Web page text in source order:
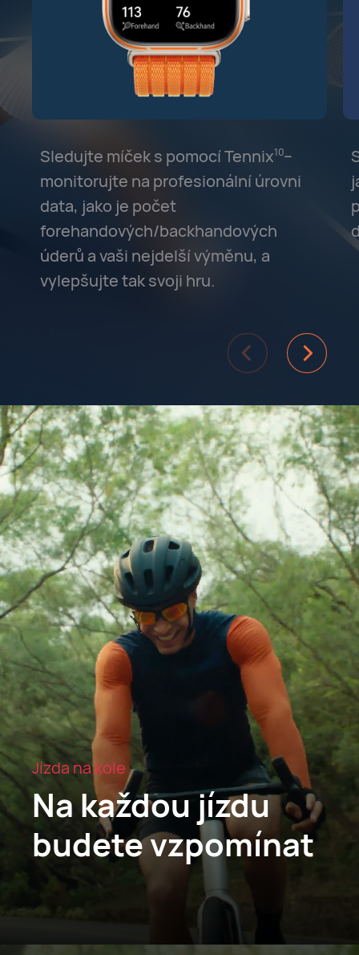
Sledujte míček s pomocí Tennix⁠10⁠–
monitorujte na profesionální úrovni
data, jako je počet
forehandových/backhandových
úderů a vaši nejdelší výměnu, a
vylepšujte tak svoji hru.
Jízda na kole
Na každou jízdu
budete vzpomínat